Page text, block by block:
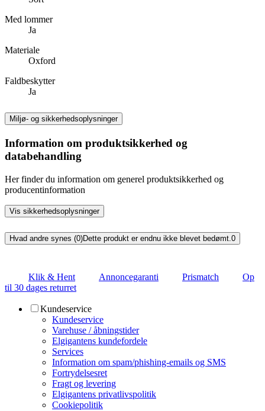
Med lommer
Ja
Materiale
Oxford
Faldbeskytter
Ja
Miljø- og sikkerhedsoplysninger
Information om produktsikkerhed og
databehandling
Her finder du information om generel produktsikkerhed og
producentinformation
Vis sikkerhedsoplysninger
Hvad andre synes (0)Dette produkt er endnu ikke blevet bedømt.0
Klik & Hent Annoncegaranti Prismatch
Op
til 30 dages returret
Kundeservice
Kundeservice
Varehuse / åbningstider
Elgigantens kundefordele
Services
Information om spam/phishing-emails og SMS
Fortrydelsesret
Fragt og levering
Elgigantens privatlivspolitik
Cookiepolitik